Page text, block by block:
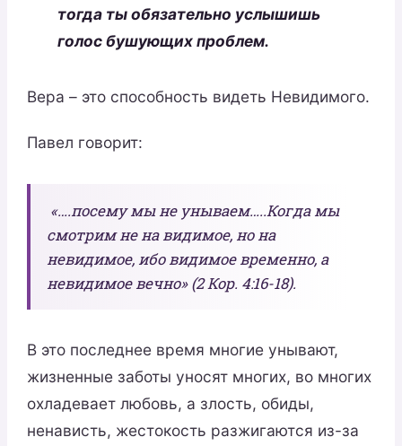
тогда ты обязательно услышишь
голос бушующих проблем.
Вера – это способность видеть Невидимого.
Павел говорит:
«….посему мы не унываем…..Когда мы
смотрим не на видимое, но на
невидимое, ибо видимое временно, а
невидимое вечно» (2 Кор. 4:16-18).
В это последнее время многие унывают,
жизненные заботы уносят многих, во многих
охладевает любовь, а злость, обиды,
ненависть, жестокость разжигаются из-за